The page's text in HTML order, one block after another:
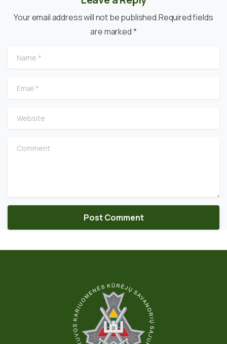
Your email address will not be published.Required fields
are marked *
Name
Email
Website
Comment